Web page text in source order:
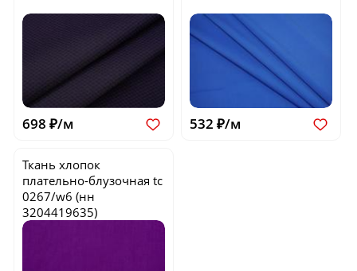
698 ₽/м 532 ₽/м
Ткань хлопок
плательно-блузочнаяtc
0267/w6 (нн
3204419635)